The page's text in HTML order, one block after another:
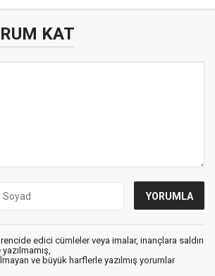
KAT
edici cümleler veya imalar, inançlara saldırı
ve büyük harflerle yazılmış yorumlar